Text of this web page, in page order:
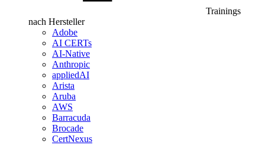
Trainings
nach Hersteller
Adobe
AI CERTs
AI-Native
Anthropic
appliedAI
Arista
Aruba
AWS
Barracuda
Brocade
CertNexus